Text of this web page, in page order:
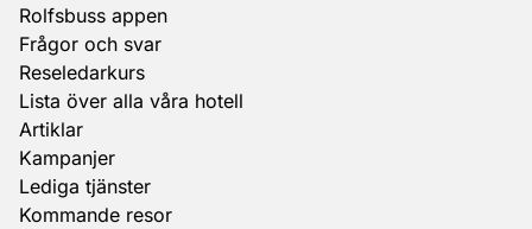
Rolfsbuss appen
Frågor och svar
Reseledarkurs
Lista över alla våra hotell
Artiklar
Kampanjer
Lediga tjänster
Kommande resor